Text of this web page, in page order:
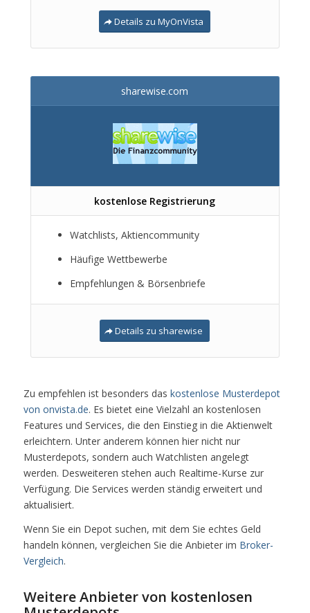
Details zu MyOnVista
sharewise.com
kostenlose Registrierung
Watchlists, Aktiencommunity
Häufige Wettbewerbe
Empfehlungen & Börsenbriefe
Details zu sharewise
Zu empfehlen ist besonders das kostenlose Musterdepot
von onvista.de. Es bietet eine Vielzahl an kostenlosen
Features und Services, die den Einstieg in die Aktienwelt
erleichtern. Unter anderem können hier nicht nur
Musterdepots, sondern auch Watchlisten angelegt
werden. Desweiteren stehen auch Realtime-Kurse zur
Verfügung. Die Services werden ständig erweitert und
aktualisiert.
Wenn Sie ein Depot suchen, mit dem Sie echtes Geld
handeln können, vergleichen Sie die Anbieter im Broker-
Vergleich.
Weitere Anbieter von kostenlosen